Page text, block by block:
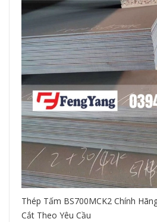
Thép Tấm BS700MCK2 Chính
Cắt Theo Yêu Cầu